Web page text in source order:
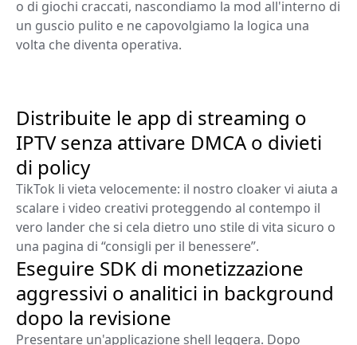
o di giochi craccati, nascondiamo la mod all'interno di
un guscio pulito e ne capovolgiamo la logica una
volta che diventa operativa.
Distribuite le app di streaming o
IPTV senza attivare DMCA o divieti
di policy
TikTok li vieta velocemente: il nostro cloaker vi aiuta a
scalare i video creativi proteggendo al contempo il
vero lander che si cela dietro uno stile di vita sicuro o
una pagina di “consigli per il benessere”.
Eseguire SDK di monetizzazione
aggressivi o analitici in background
dopo la revisione
Presentare un'applicazione shell leggera. Dopo